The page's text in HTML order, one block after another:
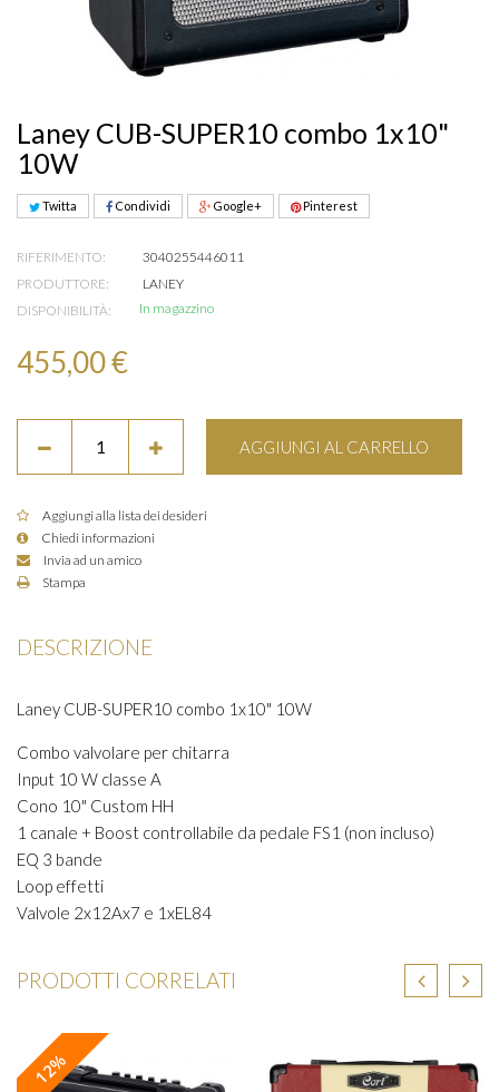
Laney CUB-SUPER10 combo 1x10"
10W
Twitta Condividi Google+ Pinterest
RIFERIMENTO:
3040255446011
PRODUTTORE:
LANEY
DISPONIBILITÀ:
In magazzino
455,00 €
AGGIUNGI AL CARRELLO
Aggiungi alla lista dei desideri
Chiedi informazioni
Invia ad un amico
Stampa
DESCRIZIONE
Laney CUB-SUPER10 combo 1x10" 10W
Combo valvolare per chitarra
Input 10 W classe A
Cono 10" Custom HH
1 canale + Boost controllabile da pedale FS1 (non incluso)
EQ 3 bande
Loop effetti
Valvole 2x12Ax7 e 1xEL84
PRODOTTI CORRELATI
12%